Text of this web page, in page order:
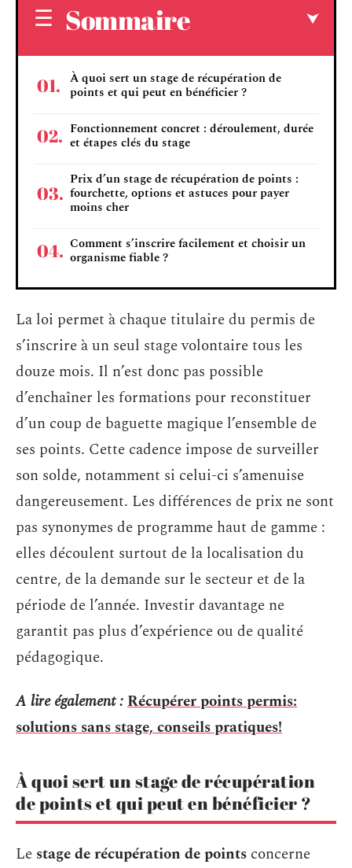
Sommaire
À quoi sert un stage de récupération de
points et qui peut en bénéficier ?
Fonctionnement concret : déroulement, durée
et étapes clés du stage
Prix d’un stage de récupération de points :
fourchette, options et astuces pour payer
moins cher
Comment s’inscrire facilement et choisir un
organisme fiable ?
La loi permet à chaque titulaire du permis de
s’inscrire à un seul stage volontaire tous les
douze mois. Il n’est donc pas possible
d’enchaîner les formations pour reconstituer
d’un coup de baguette magique l’ensemble de
ses points. Cette cadence impose de surveiller
son solde, notamment si celui-ci s’amenuise
dangereusement. Les différences de prix ne sont
pas synonymes de programme haut de gamme :
elles découlent surtout de la localisation du
centre, de la demande sur le secteur et de la
période de l’année. Investir davantage ne
garantit pas plus d’expérience ou de qualité
pédagogique.
A lire également :Récupérer points permis:
solutions sans stage, conseils pratiques!
À quoi sert un stage de récupération
de points et qui peut en bénéficier ?
Le stage de récupération de points concerne